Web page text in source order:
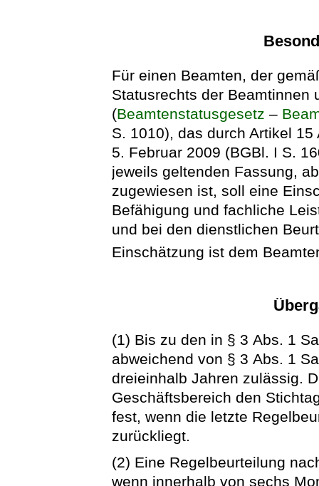
Für einen Beamten, der
Statusrechts der Beamtinnen
(Beamtenstatusgesetz –
S. 1010), das durch Artikel
5. Februar 2009 (BGBl. I S.
jeweils geltenden Fassung,
zugewiesen ist, soll eine
Befähigung und fachliche
und bei den dienstlichen
Einschätzung ist dem
(1) Bis zu den in § 3 Abs. 1
abweichend von § 3 Abs. 1
dreieinhalb Jahren zulässig.
Geschäftsbereich den
fest, wenn die letzte
zurückliegt.
(2) Eine Regelbeurteilung
wenn innerhalb von sechs